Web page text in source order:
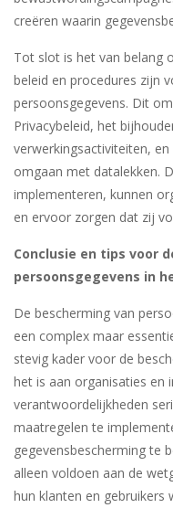
creëren waarin
Tot slot is het van belang
beleid en procedures zijn
persoonsgegevens. Dit
Privacybeleid, het
verwerkingsactiviteiten,
omgaan met datalekken.
implementeren, kunnen
en ervoor zorgen dat zij
Conclusie en tips voor
persoonsgegevens in
De bescherming van
een complex maar
stevig kader voor de
het is aan organisaties en
verantwoordelijkheden
maatregelen te
gegevensbescherming te
alleen voldoen aan de
hun klanten en gebruikers